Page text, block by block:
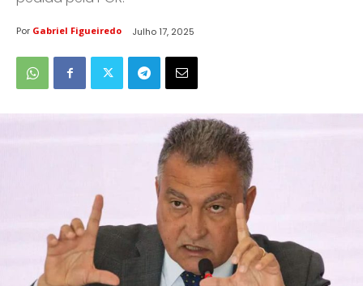
Por Gabriel Figueiredo Julho 17, 2025